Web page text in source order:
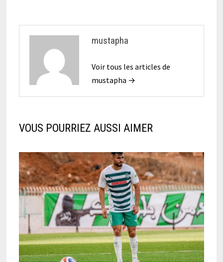
mustapha
Voir tous les articles de
mustapha →
VOUS POURRIEZ AUSSI AIMER